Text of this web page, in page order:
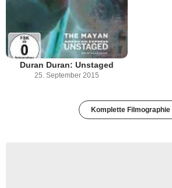
Duran Duran: Unstaged
25. September 2015
Komplette Filmographie